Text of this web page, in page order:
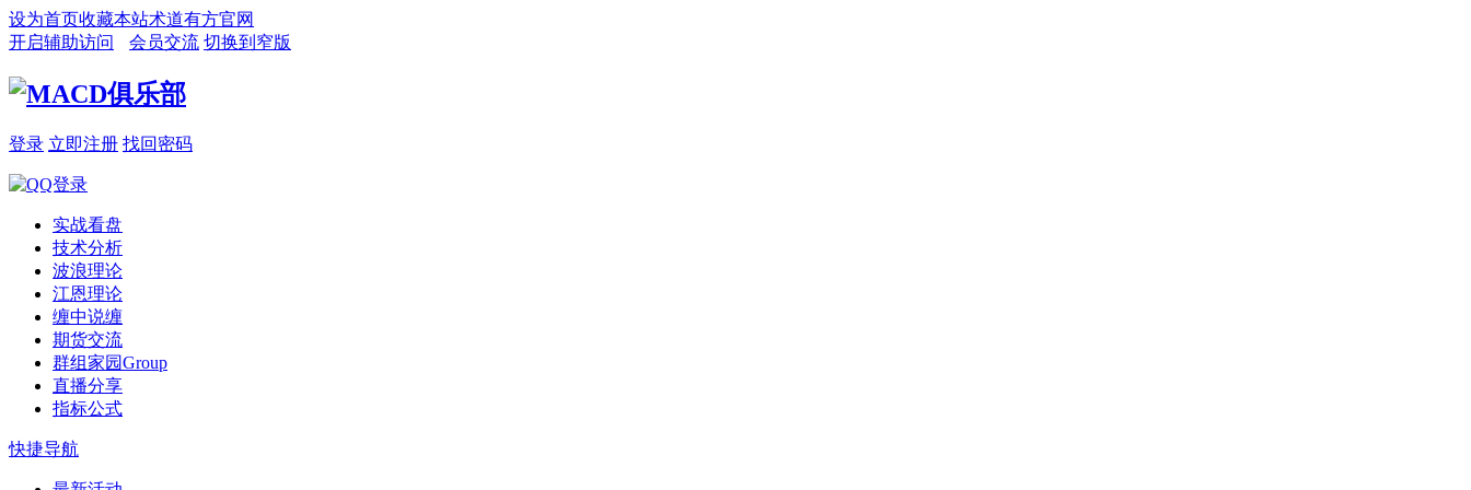
设为首页收藏本站术道有方官网
开启辅助访问
会员交流 切换到窄版
登录 立即注册 找回密码
实战看盘
技术分析
波浪理论
江恩理论
缠中说缠
期货交流
群组家园Group
直播分享
指标公式
快捷导航